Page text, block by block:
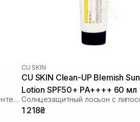
Легкий солнцезащитный крем с центеллой
CU SKIN
CU SKIN Clean-UP Blemish Sun
Lotion SPF50+ PA++++ 60 мл
1 218₴